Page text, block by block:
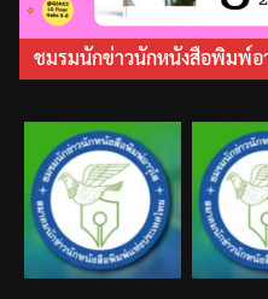
ชมรมนักข่าวนักหนังสือพิมพ์อ